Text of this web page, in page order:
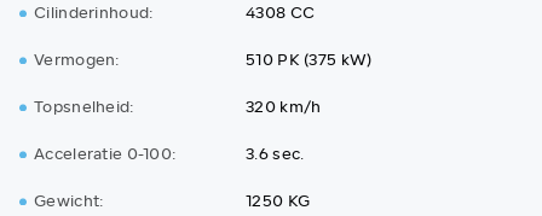
Cilinderinhoud:
4308 CC
Vermogen:
510 PK (375 kW)
Topsnelheid:
320 km/h
Acceleratie 0-100:
3.6 sec.
Gewicht:
1250 KG